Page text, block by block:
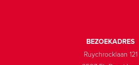
BEZOEKADRES
Ruychrocklaan 121